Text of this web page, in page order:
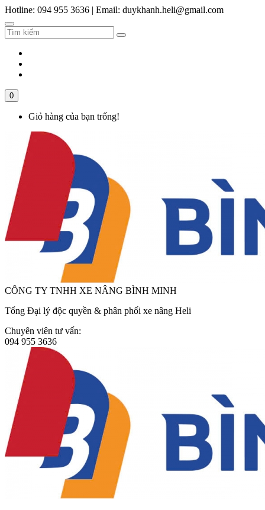
Hotline: 094 955 3636 | Email: duykhanh.heli@gmail.com
0
Giỏ hàng của bạn trống!
CÔNG TY TNHH XE NÂNG BÌNH MINH
Tổng Đại lý độc quyền & phân phối xe nâng Heli
Chuyên viên tư vấn:
094 955 3636